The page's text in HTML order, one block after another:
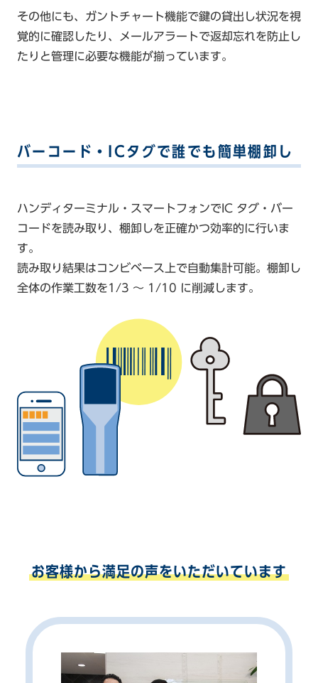
その他にも、ガントチャート機能で鍵の貸出し状況を視
覚的に確認したり、メールアラートで返却忘れを防止し
たりと管理に必要な機能が揃っています。
バーコード・ICタグで誰でも簡単棚卸し
ハンディターミナル・スマートフォンでIC タグ・バー
コードを読み取り、棚卸しを正確かつ効率的に行いま
す。
読み取り結果はコンビベース上で自動集計可能。棚卸し
全体の作業工数を1/3 ～ 1/10 に削減します。
お客様から満足の声をいただいています